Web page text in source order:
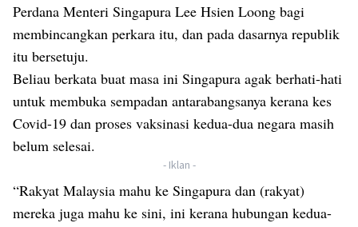
Perdana Menteri Singapura Lee Hsien Loong bagi
membincangkan perkara itu, dan pada dasarnya republik
itu bersetuju.
Beliau berkata buat masa ini Singapura agak berhati-hati
untuk membuka sempadan antarabangsanya kerana kes
Covid-19 dan proses vaksinasi kedua-dua negara masih
belum selesai.
- Iklan -
“Rakyat Malaysia mahu ke Singapura dan (rakyat)
mereka juga mahu ke sini, ini kerana hubungan kedua-